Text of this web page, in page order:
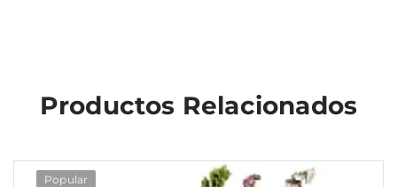
Productos Relacionados
Popular